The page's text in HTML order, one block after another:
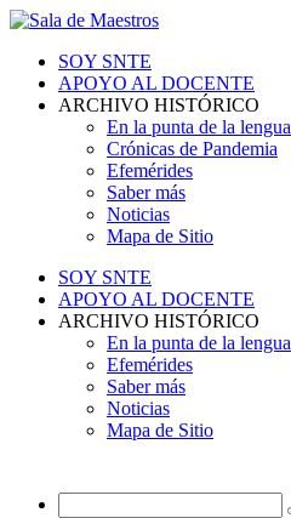
SOY SNTE
APOYO AL DOCENTE
ARCHIVO HISTÓRICO
En la punta de la lengua
Crónicas de Pandemia
Efemérides
Saber más
Noticias
Mapa de Sitio
SOY SNTE
APOYO AL DOCENTE
ARCHIVO HISTÓRICO
En la punta de la lengua
Efemérides
Saber más
Noticias
Mapa de Sitio